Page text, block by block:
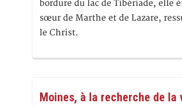
bordure du lac de Tibériade, elle
sœur de Marthe et de Lazare,
le Christ.
Moines, à la recherche de la